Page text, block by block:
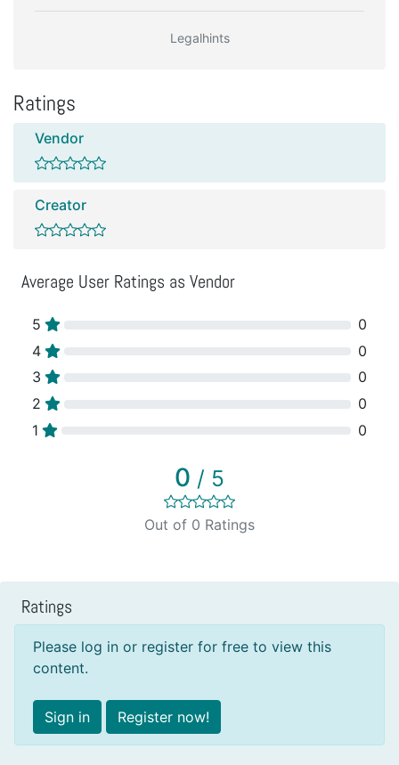
Legalhints
Ratings
Vendor
Creator
Average User Ratings as Vendor
5
0
4
0
3
0
2
0
1
0
0 / 5
Out of 0 Ratings
Ratings
Please log in or register for free to view this
content.
Sign in Register now!